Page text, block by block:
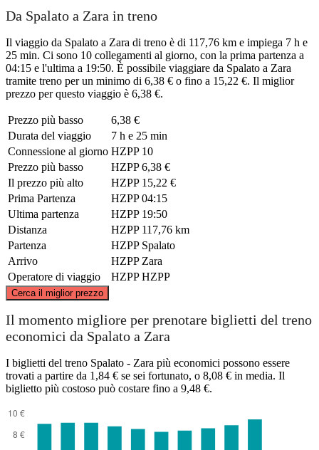
Da Spalato a Zara in treno
Il viaggio da Spalato a Zara di treno è di 117,76 km e impiega 7 h e
25 min. Ci sono 10 collegamenti al giorno, con la prima partenza a
04:15 e l'ultima a 19:50. È possibile viaggiare da Spalato a Zara
tramite treno per un minimo di 6,38 € o fino a 15,22 €. Il miglior
prezzo per questo viaggio è 6,38 €.
Prezzo più basso
6,38 €
Durata del viaggio
7 h e 25 min
Connessione al giorno HZPP 10
Prezzo più basso
HZPP 6,38 €
Il prezzo più alto
HZPP 15,22 €
Prima Partenza
HZPP 04:15
Ultima partenza
HZPP 19:50
Distanza
HZPP 117,76 km
Partenza
HZPP Spalato
Arrivo
HZPP Zara
Operatore di viaggio
HZPP HZPP
Cerca il miglior prezzo
©
Il momento migliore per prenotare biglietti del treno
economici da Spalato a Zara
I biglietti del treno Spalato - Zara più economici possono essere
trovati a partire da 1,84 € se sei fortunato, o 8,08 € in media. Il
biglietto più costoso può costare fino a 9,48 €.